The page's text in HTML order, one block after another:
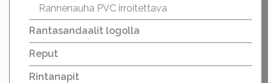
Rannenauha PVC irroitettava
Rantasandaalit logolla
Reput
Rintanapit